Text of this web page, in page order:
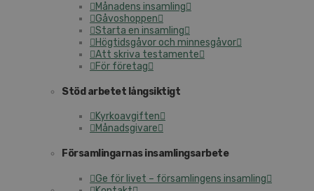
Månadens insamling
Gåvoshoppen
Starta en insamling
Högtidsgåvor och minnesgåvor
Att skriva testamente
För företag
Stöd arbetet långsiktigt
Kyrkoavgiften
Månadsgivare
Församlingarnas insamlingsarbete
Ge för livet – församlingens insamling